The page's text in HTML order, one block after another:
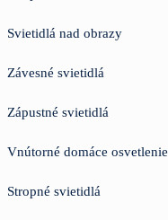
Svietidlá nad obrazy
Závesné svietidlá
Zápustné svietidlá
Vnútorné domáce osvetlenie
Stropné svietidlá